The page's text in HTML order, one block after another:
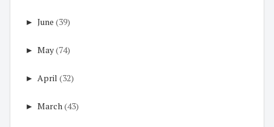
► June (39)
► May(74)
► April (32)
► March (43)